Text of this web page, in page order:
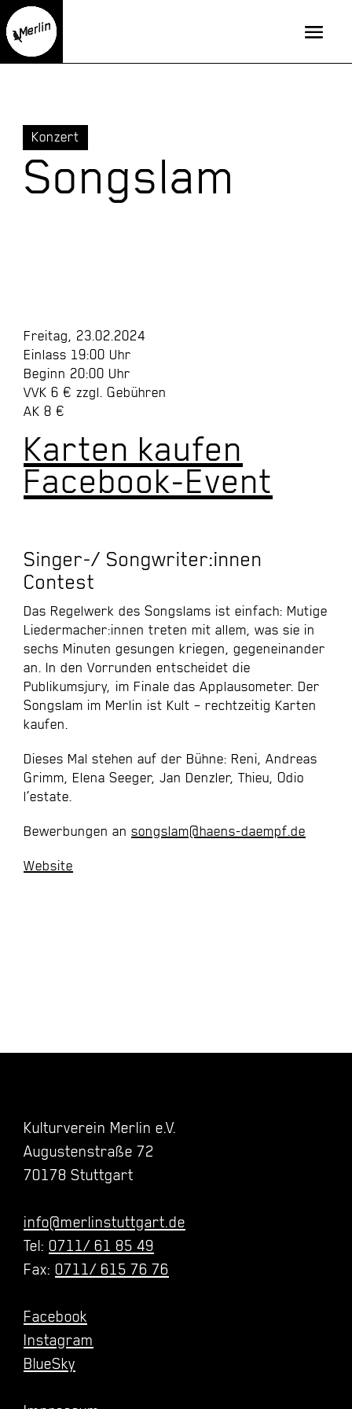
Konzert
Songslam
Freitag, 23.02.2024
Einlass 19:00 Uhr
Beginn 20:00 Uhr
VVK 6 € zzgl. Gebühren
AK 8 €
Karten kaufen
Facebook-Event
Singer-/ Songwriter:innen
Contest
Das Regelwerk des Songslams ist einfach: Mutige
Liedermacher:innen treten mit allem, was sie in
sechs Minuten gesungen kriegen, gegeneinander
an. In den Vorrunden entscheidet die
Publikumsjury, im Finale das Applausometer. Der
Songslam im Merlin ist Kult – rechtzeitig Karten
kaufen.
Dieses Mal stehen auf der Bühne: Reni, Andreas
Grimm, Elena Seeger, Jan Denzler, Thieu, Odio
l’estate.
Bewerbungen an songslam@haens-daempf.de
Website
Kulturverein Merlin e.V.
Augustenstraße 72
70178 Stuttgart
info@merlinstuttgart.de
Tel: 0711/ 61 85 49
Fax: 0711/ 615 76 76
Facebook
Instagram
BlueSky